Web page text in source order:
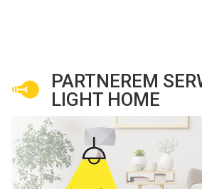
PARTNEREM
LIGHT HOME